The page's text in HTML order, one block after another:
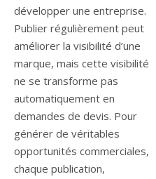
développer une entreprise.
Publier régulièrement peut
améliorer la visibilité d’une
marque, mais cette visibilité
ne se transforme pas
automatiquement en
demandes de devis. Pour
générer de véritables
opportunités commerciales,
chaque publication,